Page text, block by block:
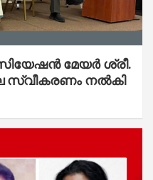
മേയർ ശ്രീ.
വി. വി. രാജേഷിന് ഉജ്വല സ്വീകരണം നൽകി